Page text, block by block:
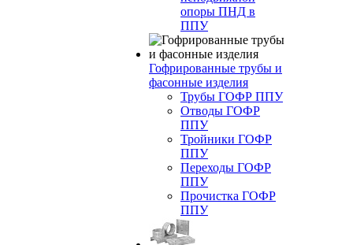
опоры ПНД в
ППУ
Гофрированные трубы и
фасонные изделия
Трубы ГОФР ППУ
Отводы ГОФР
ППУ
Тройники ГОФР
ППУ
Переходы ГОФР
ППУ
Прочистка ГОФР
ППУ